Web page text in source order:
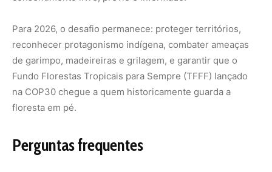
Para 2026, o desafio permanece: proteger territórios,
reconhecer protagonismo indígena, combater ameaças
de garimpo, madeireiras e grilagem, e garantir que o
Fundo Florestas Tropicais para Sempre (TFFF) lançado
na COP30 chegue a quem historicamente guarda a
floresta em pé.
Perguntas frequentes